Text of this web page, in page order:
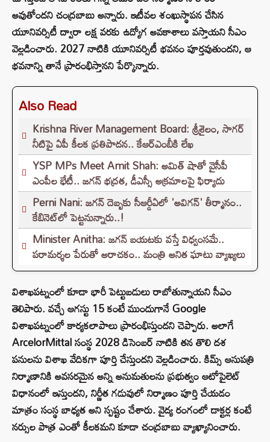
అవుతోందని చంద్రబాబు అన్నారు. ఇటీవల శంఖుస్థాపన చేసిన
యూనివర్సిటీ ద్వారా లక్ష వరకు ఉద్యోగ అవకాశాలు వస్తాయని సీఎం
వెల్లడించారు. 2027 నాటికి యూనివర్సిటీ భవనం పూర్తవుతుందని, ఆ
భవనాన్ని తానే ప్రారంభిస్తానని పేర్కొన్నారు.
Also Read
Krishna River Management Board: శ్రీశైలం, సాగర్
నీటిపై ఏపీ కీలక ప్రతిపాదన.. కేఆర్ఎంబీకి లేఖ
YSP MPs Meet Amit Shah: అమిత్ షాతో వైసీపీ
ఎంపీల భేటీ.. జగన్ భద్రత, డీఎస్సీ అక్రమాలపై ఫిర్యాదు
Perni Nani: జగన్‌ దెబ్బకు సీఆర్డీఏలో 'అవిగన్‌' తీర్మానం..
కేబినెట్‌లో పెట్టనున్నారు..!
Minister Anitha: జగన్ బయటకు వస్తే విధ్వంసమే..
పరామర్శల పేరుతో అరాచకం.. మంత్రి అనిత ఘాటు వ్యాఖ్యలు
విశాఖపట్నంలో కూడా భారీ పెట్టుబడులు రాబోతున్నాయని సీఎం
తెలిపారు. వచ్చే ఆగస్టు 15 కంటే ముందుగానే Google
విశాఖపట్నంలో కార్యకలాపాలు ప్రారంభిస్తుందని చెప్పారు. అలాగే
ArcelorMittal సంస్థ 2028 డిసెంబర్ నాటికి తన తొలి దశ
పనులను విశాఖ వేదికగా పూర్తి చేస్తుందని వెల్లడించారు. కిమ్స్ ఆసుపత్రి
నిర్మాణానికి అవసరమైన అన్ని అనుమతులను ప్రభుత్వం ఆటోపైలెట్
విధానంలో ఇస్తుందని, నిర్ణీత గడువులో నిర్మాణం పూర్తి చేయడం
మాత్రం సంస్థ బాధ్యత అని స్పష్టం చేశారు. వైద్య రంగంలో డాక్టర్ల కంటే
నర్సుల పాత్ర ఎంతో కీలకమని కూడా చంద్రబాబు వ్యాఖ్యానించారు.